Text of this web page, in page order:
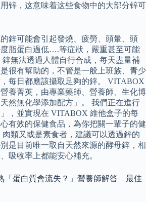
锌，这意味着这些食物中的大部分锌可
鋅可能會引起發燒、疲勞、頭暈、頭
脂蛋白過低….等症狀，嚴重甚至可能
無法透過人體自行合成，每天盡量補
很有幫助的，不管是一般上班族、青少
每日都應該攝取足夠的鋅。 VITABOX
養菁英，由專業藥師、營養師、生化博
然無化學添加配方」。 我們正在進行
，並實現在 VITABOX 維他盒子的每
有效的保健食品，為你把關一輩子的健
類又或是素食者，建議可以透過鋅的
是目前唯一取自天然來源的酵母鋅，相
吸收率上都能安心補充。
「蛋白質會流失？」營養師解答 最佳